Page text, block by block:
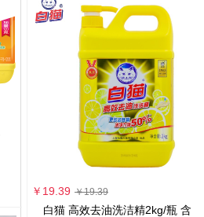
￥19.39 ￥19.39
白猫 高效去油洗洁精2kg/瓶 含